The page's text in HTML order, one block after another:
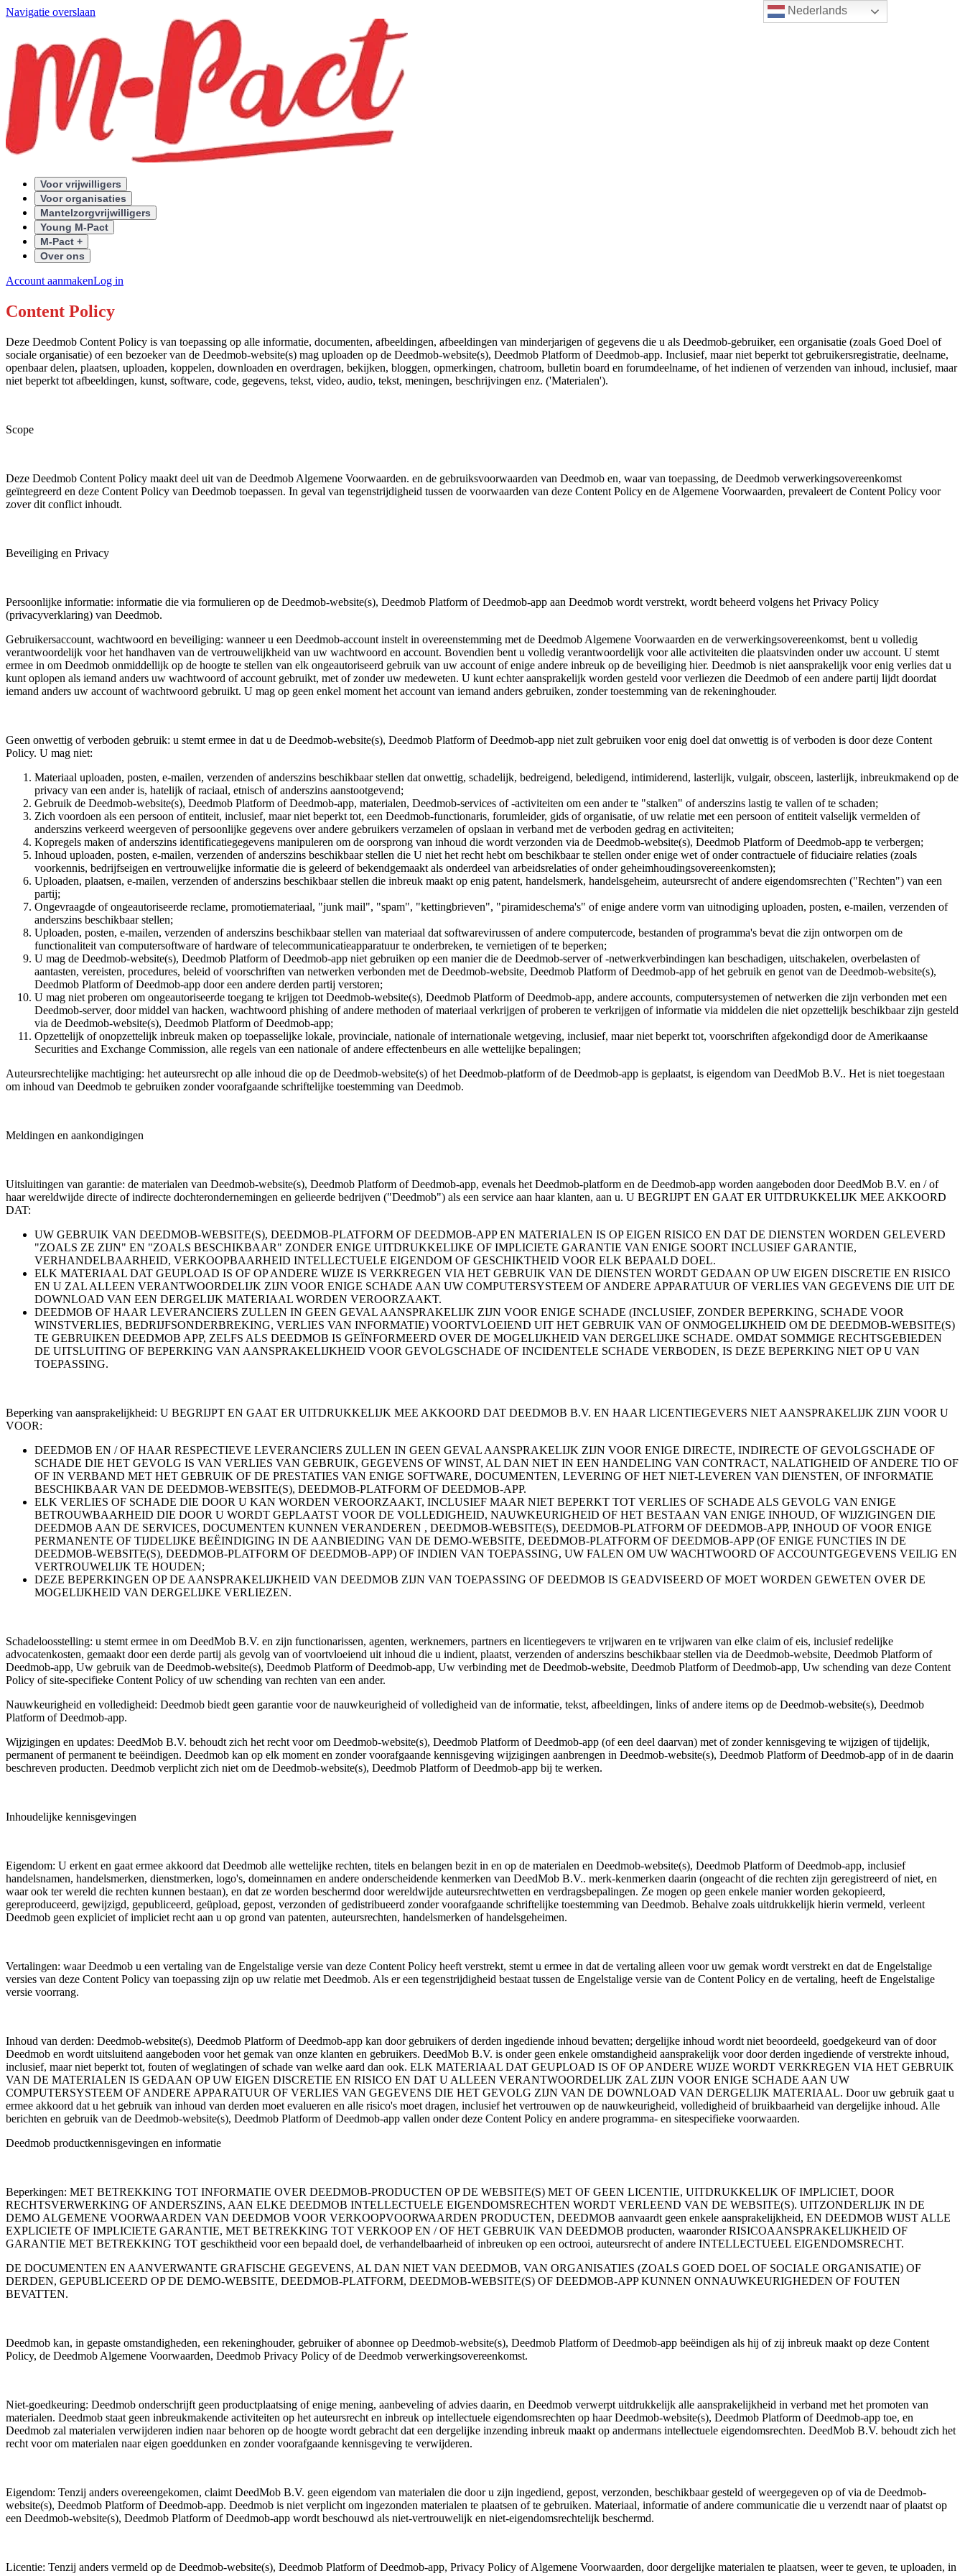
Nederlands
Navigatie overslaan
Voor vrijwilligers
Voor organisaties
Mantelzorgvrijwilligers
Young M-Pact
M-Pact +
Over ons
Account aanmakenLog in
Content Policy
Deze Deedmob Content Policy is van toepassing op alle informatie, documenten, afbeeldingen, afbeeldingen van minderjarigen of gegevens die u als Deedmob-gebruiker, een organisatie (zoals Goed Doel of
sociale organisatie) of een bezoeker van de Deedmob-website(s) mag uploaden op de Deedmob-website(s), Deedmob Platform of Deedmob-app. Inclusief, maar niet beperkt tot gebruikersregistratie, deelname,
openbaar delen, plaatsen, uploaden, koppelen, downloaden en overdragen, bekijken, bloggen, opmerkingen, chatroom, bulletin board en forumdeelname, of het indienen of verzenden van inhoud, inclusief, maar
niet beperkt tot afbeeldingen, kunst, software, code, gegevens, tekst, video, audio, tekst, meningen, beschrijvingen enz. ('Materialen').
Scope
Deze Deedmob Content Policy maakt deel uit van de Deedmob Algemene Voorwaarden. en de gebruiksvoorwaarden van Deedmob en, waar van toepassing, de Deedmob verwerkingsovereenkomst
geïntegreerd en deze Content Policy van Deedmob toepassen. In geval van tegenstrijdigheid tussen de voorwaarden van deze Content Policy en de Algemene Voorwaarden, prevaleert de Content Policy voor
zover dit conflict inhoudt.
Beveiliging en Privacy
Persoonlijke informatie: informatie die via formulieren op de Deedmob-website(s), Deedmob Platform of Deedmob-app aan Deedmob wordt verstrekt, wordt beheerd volgens het Privacy Policy
(privacyverklaring) van Deedmob.
Gebruikersaccount, wachtwoord en beveiliging: wanneer u een Deedmob-account instelt in overeenstemming met de Deedmob Algemene Voorwaarden en de verwerkingsovereenkomst, bent u volledig
verantwoordelijk voor het handhaven van de vertrouwelijkheid van uw wachtwoord en account. Bovendien bent u volledig verantwoordelijk voor alle activiteiten die plaatsvinden onder uw account. U stemt
ermee in om Deedmob onmiddellijk op de hoogte te stellen van elk ongeautoriseerd gebruik van uw account of enige andere inbreuk op de beveiliging hier. Deedmob is niet aansprakelijk voor enig verlies dat u
kunt oplopen als iemand anders uw wachtwoord of account gebruikt, met of zonder uw medeweten. U kunt echter aansprakelijk worden gesteld voor verliezen die Deedmob of een andere partij lijdt doordat
iemand anders uw account of wachtwoord gebruikt. U mag op geen enkel moment het account van iemand anders gebruiken, zonder toestemming van de rekeninghouder.
Geen onwettig of verboden gebruik: u stemt ermee in dat u de Deedmob-website(s), Deedmob Platform of Deedmob-app niet zult gebruiken voor enig doel dat onwettig is of verboden is door deze Content
Policy. U mag niet:
Materiaal uploaden, posten, e-mailen, verzenden of anderszins beschikbaar stellen dat onwettig, schadelijk, bedreigend, beledigend, intimiderend, lasterlijk, vulgair, obsceen, lasterlijk, inbreukmakend op de
privacy van een ander is, hatelijk of raciaal, etnisch of anderszins aanstootgevend;
Gebruik de Deedmob-website(s), Deedmob Platform of Deedmob-app, materialen, Deedmob-services of -activiteiten om een ​​ander te "stalken" of anderszins lastig te vallen of te schaden;
Zich voordoen als een persoon of entiteit, inclusief, maar niet beperkt tot, een Deedmob-functionaris, forumleider, gids of organisatie, of uw relatie met een persoon of entiteit valselijk vermelden of
anderszins verkeerd weergeven of persoonlijke gegevens over andere gebruikers verzamelen of opslaan in verband met de verboden gedrag en activiteiten;
Kopregels maken of anderszins identificatiegegevens manipuleren om de oorsprong van inhoud die wordt verzonden via de Deedmob-website(s), Deedmob Platform of Deedmob-app te verbergen;
Inhoud uploaden, posten, e-mailen, verzenden of anderszins beschikbaar stellen die U niet het recht hebt om beschikbaar te stellen onder enige wet of onder contractuele of fiduciaire relaties (zoals
voorkennis, bedrijfseigen en vertrouwelijke informatie die is geleerd of bekendgemaakt als onderdeel van arbeidsrelaties of onder geheimhoudingsovereenkomsten);
Uploaden, plaatsen, e-mailen, verzenden of anderszins beschikbaar stellen die inbreuk maakt op enig patent, handelsmerk, handelsgeheim, auteursrecht of andere eigendomsrechten ("Rechten") van een
partij;
Ongevraagde of ongeautoriseerde reclame, promotiemateriaal, "junk mail", "spam", "kettingbrieven", "piramideschema's" of enige andere vorm van uitnodiging uploaden, posten, e-mailen, verzenden of
anderszins beschikbaar stellen;
Uploaden, posten, e-mailen, verzenden of anderszins beschikbaar stellen van materiaal dat softwarevirussen of andere computercode, bestanden of programma's bevat die zijn ontworpen om de
functionaliteit van computersoftware of hardware of telecommunicatieapparatuur te onderbreken, te vernietigen of te beperken;
U mag de Deedmob-website(s), Deedmob Platform of Deedmob-app niet gebruiken op een manier die de Deedmob-server of -netwerkverbindingen kan beschadigen, uitschakelen, overbelasten of
aantasten, vereisten, procedures, beleid of voorschriften van netwerken verbonden met de Deedmob-website, Deedmob Platform of Deedmob-app of het gebruik en genot van de Deedmob-website(s),
Deedmob Platform of Deedmob-app door een andere derden partij verstoren;
U mag niet proberen om ongeautoriseerde toegang te krijgen tot Deedmob-website(s), Deedmob Platform of Deedmob-app, andere accounts, computersystemen of netwerken die zijn verbonden met een
Deedmob-server, door middel van hacken, wachtwoord phishing of andere methoden of materiaal verkrijgen of proberen te verkrijgen of informatie via middelen die niet opzettelijk beschikbaar zijn gesteld
via de Deedmob-website(s), Deedmob Platform of Deedmob-app;
Opzettelijk of onopzettelijk inbreuk maken op toepasselijke lokale, provinciale, nationale of internationale wetgeving, inclusief, maar niet beperkt tot, voorschriften afgekondigd door de Amerikaanse
Securities and Exchange Commission, alle regels van een nationale of andere effectenbeurs en alle wettelijke bepalingen;
Auteursrechtelijke machtiging: het auteursrecht op alle inhoud die op de Deedmob-website(s) of het Deedmob-platform of de Deedmob-app is geplaatst, is eigendom van DeedMob B.V.. Het is niet toegestaan ​​
om inhoud van Deedmob te gebruiken zonder voorafgaande schriftelijke toestemming van Deedmob.
Meldingen en aankondigingen
Uitsluitingen van garantie: de materialen van Deedmob-website(s), Deedmob Platform of Deedmob-app, evenals het Deedmob-platform en de Deedmob-app worden aangeboden door DeedMob B.V. en / of
haar wereldwijde directe of indirecte dochterondernemingen en gelieerde bedrijven ("Deedmob") als een service aan haar klanten, aan u. U BEGRIJPT EN GAAT ER UITDRUKKELIJK MEE AKKOORD
DAT:
UW GEBRUIK VAN DEEDMOB-WEBSITE(S), DEEDMOB-PLATFORM OF DEEDMOB-APP EN MATERIALEN IS OP EIGEN RISICO EN DAT DE DIENSTEN WORDEN GELEVERD
"ZOALS ZE ZIJN" EN "ZOALS BESCHIKBAAR" ZONDER ENIGE UITDRUKKELIJKE OF IMPLICIETE GARANTIE VAN ENIGE SOORT INCLUSIEF GARANTIE,
VERHANDELBAARHEID, VERKOOPBAARHEID INTELLECTUELE EIGENDOM OF GESCHIKTHEID VOOR ELK BEPAALD DOEL.
ELK MATERIAAL DAT GEUPLOAD IS OF OP ANDERE WIJZE IS VERKREGEN VIA HET GEBRUIK VAN DE DIENSTEN WORDT GEDAAN OP UW EIGEN DISCRETIE EN RISICO
EN U ZAL ALLEEN VERANTWOORDELIJK ZIJN VOOR ENIGE SCHADE AAN UW COMPUTERSYSTEEM OF ANDERE APPARATUUR OF VERLIES VAN GEGEVENS DIE UIT DE
DOWNLOAD VAN EEN DERGELIJK MATERIAAL WORDEN VEROORZAAKT.
DEEDMOB OF HAAR LEVERANCIERS ZULLEN IN GEEN GEVAL AANSPRAKELIJK ZIJN VOOR ENIGE SCHADE (INCLUSIEF, ZONDER BEPERKING, SCHADE VOOR
WINSTVERLIES, BEDRIJFSONDERBREKING, VERLIES VAN INFORMATIE) VOORTVLOEIEND UIT HET GEBRUIK VAN OF ONMOGELIJKHEID OM DE DEEDMOB-WEBSITE(S)
TE GEBRUIKEN DEEDMOB APP, ZELFS ALS DEEDMOB IS GEÏNFORMEERD OVER DE MOGELIJKHEID VAN DERGELIJKE SCHADE. OMDAT SOMMIGE RECHTSGEBIEDEN
DE UITSLUITING OF BEPERKING VAN AANSPRAKELIJKHEID VOOR GEVOLGSCHADE OF INCIDENTELE SCHADE VERBODEN, IS DEZE BEPERKING NIET OP U VAN
TOEPASSING.
Beperking van aansprakelijkheid: U BEGRIJPT EN GAAT ER UITDRUKKELIJK MEE AKKOORD DAT DEEDMOB B.V. EN HAAR LICENTIEGEVERS NIET AANSPRAKELIJK ZIJN VOOR U
VOOR:
DEEDMOB EN / OF HAAR RESPECTIEVE LEVERANCIERS ZULLEN IN GEEN GEVAL AANSPRAKELIJK ZIJN VOOR ENIGE DIRECTE, INDIRECTE OF GEVOLGSCHADE OF
SCHADE DIE HET GEVOLG IS VAN VERLIES VAN GEBRUIK, GEGEVENS OF WINST, AL DAN NIET IN EEN HANDELING VAN CONTRACT, NALATIGHEID OF ANDERE TIO OF
OF IN VERBAND MET HET GEBRUIK OF DE PRESTATIES VAN ENIGE SOFTWARE, DOCUMENTEN, LEVERING OF HET NIET-LEVEREN VAN DIENSTEN, OF INFORMATIE
BESCHIKBAAR VAN DE DEEDMOB-WEBSITE(S), DEEDMOB-PLATFORM OF DEEDMOB-APP.
ELK VERLIES OF SCHADE DIE DOOR U KAN WORDEN VEROORZAAKT, INCLUSIEF MAAR NIET BEPERKT TOT VERLIES OF SCHADE ALS GEVOLG VAN ENIGE
BETROUWBAARHEID DIE DOOR U WORDT GEPLAATST VOOR DE VOLLEDIGHEID, NAUWKEURIGHEID OF HET BESTAAN VAN ENIGE INHOUD, OF WIJZIGINGEN DIE
DEEDMOB AAN DE SERVICES, DOCUMENTEN KUNNEN VERANDEREN , DEEDMOB-WEBSITE(S), DEEDMOB-PLATFORM OF DEEDMOB-APP, INHOUD OF VOOR ENIGE
PERMANENTE OF TIJDELIJKE BEËINDIGING IN DE AANBIEDING VAN DE DEMO-WEBSITE, DEEDMOB-PLATFORM OF DEEDMOB-APP (OF ENIGE FUNCTIES IN DE
DEEDMOB-WEBSITE(S), DEEDMOB-PLATFORM OF DEEDMOB-APP) OF INDIEN VAN TOEPASSING, UW FALEN OM UW WACHTWOORD OF ACCOUNTGEGEVENS VEILIG EN
VERTROUWELIJK TE HOUDEN;
DEZE BEPERKINGEN OP DE AANSPRAKELIJKHEID VAN DEEDMOB ZIJN VAN TOEPASSING OF DEEDMOB IS GEADVISEERD OF MOET WORDEN GEWETEN OVER DE
MOGELIJKHEID VAN DERGELIJKE VERLIEZEN.
Schadeloosstelling: u stemt ermee in om DeedMob B.V. en zijn functionarissen, agenten, werknemers, partners en licentiegevers te vrijwaren en te vrijwaren van elke claim of eis, inclusief redelijke
advocatenkosten, gemaakt door een derde partij als gevolg van of voortvloeiend uit inhoud die u indient, plaatst, verzenden of anderszins beschikbaar stellen via de Deedmob-website, Deedmob Platform of
Deedmob-app, Uw gebruik van de Deedmob-website(s), Deedmob Platform of Deedmob-app, Uw verbinding met de Deedmob-website, Deedmob Platform of Deedmob-app, Uw schending van deze Content
Policy of site-specifieke Content Policy of uw schending van rechten van een ander.
Nauwkeurigheid en volledigheid: Deedmob biedt geen garantie voor de nauwkeurigheid of volledigheid van de informatie, tekst, afbeeldingen, links of andere items op de Deedmob-website(s), Deedmob
Platform of Deedmob-app.
Wijzigingen en updates: DeedMob B.V. behoudt zich het recht voor om Deedmob-website(s), Deedmob Platform of Deedmob-app (of een deel daarvan) met of zonder kennisgeving te wijzigen of tijdelijk,
permanent of permanent te beëindigen. Deedmob kan op elk moment en zonder voorafgaande kennisgeving wijzigingen aanbrengen in Deedmob-website(s), Deedmob Platform of Deedmob-app of in de daarin
beschreven producten. Deedmob verplicht zich niet om de Deedmob-website(s), Deedmob Platform of Deedmob-app bij te werken.
Inhoudelijke kennisgevingen
Eigendom: U erkent en gaat ermee akkoord dat Deedmob alle wettelijke rechten, titels en belangen bezit in en op de materialen en Deedmob-website(s), Deedmob Platform of Deedmob-app, inclusief
handelsnamen, handelsmerken, dienstmerken, logo's, domeinnamen en andere onderscheidende kenmerken van DeedMob B.V.. merk-kenmerken daarin (ongeacht of die rechten zijn geregistreerd of niet, en
waar ook ter wereld die rechten kunnen bestaan), en dat ze worden beschermd door wereldwijde auteursrechtwetten en verdragsbepalingen. Ze mogen op geen enkele manier worden gekopieerd,
gereproduceerd, gewijzigd, gepubliceerd, geüpload, gepost, verzonden of gedistribueerd zonder voorafgaande schriftelijke toestemming van Deedmob. Behalve zoals uitdrukkelijk hierin vermeld, verleent
Deedmob geen expliciet of impliciet recht aan u op grond van patenten, auteursrechten, handelsmerken of handelsgeheimen.
Vertalingen: waar Deedmob u een vertaling van de Engelstalige versie van deze Content Policy heeft verstrekt, stemt u ermee in dat de vertaling alleen voor uw gemak wordt verstrekt en dat de Engelstalige
versies van deze Content Policy van toepassing zijn op uw relatie met Deedmob. Als er een tegenstrijdigheid bestaat tussen de Engelstalige versie van de Content Policy en de vertaling, heeft de Engelstalige
versie voorrang.
Inhoud van derden: Deedmob-website(s), Deedmob Platform of Deedmob-app kan door gebruikers of derden ingediende inhoud bevatten; dergelijke inhoud wordt niet beoordeeld, goedgekeurd van of door
Deedmob en wordt uitsluitend aangeboden voor het gemak van onze klanten en gebruikers. DeedMob B.V. is onder geen enkele omstandigheid aansprakelijk voor door derden ingediende of verstrekte inhoud,
inclusief, maar niet beperkt tot, fouten of weglatingen of schade van welke aard dan ook. ELK MATERIAAL DAT GEUPLOAD IS OF OP ANDERE WIJZE WORDT VERKREGEN VIA HET GEBRUIK
VAN DE MATERIALEN IS GEDAAN OP UW EIGEN DISCRETIE EN RISICO EN DAT U ALLEEN VERANTWOORDELIJK ZAL ZIJN VOOR ENIGE SCHADE AAN UW
COMPUTERSYSTEEM OF ANDERE APPARATUUR OF VERLIES VAN GEGEVENS DIE HET GEVOLG ZIJN VAN DE DOWNLOAD VAN DERGELIJK MATERIAAL. Door uw gebruik gaat u
ermee akkoord dat u het gebruik van inhoud van derden moet evalueren en alle risico's moet dragen, inclusief het vertrouwen op de nauwkeurigheid, volledigheid of bruikbaarheid van dergelijke inhoud. Alle
berichten en gebruik van de Deedmob-website(s), Deedmob Platform of Deedmob-app vallen onder deze Content Policy en andere programma- en sitespecifieke voorwaarden.
Deedmob productkennisgevingen en informatie
Beperkingen: MET BETREKKING TOT INFORMATIE OVER DEEDMOB-PRODUCTEN OP DE WEBSITE(S) MET OF GEEN LICENTIE, UITDRUKKELIJK OF IMPLICIET, DOOR
RECHTSVERWERKING OF ANDERSZINS, AAN ELKE DEEDMOB INTELLECTUELE EIGENDOMSRECHTEN WORDT VERLEEND VAN DE WEBSITE(S). UITZONDERLIJK IN DE
DEMO ALGEMENE VOORWAARDEN VAN DEEDMOB VOOR VERKOOPVOORWAARDEN PRODUCTEN, DEEDMOB aanvaardt geen enkele aansprakelijkheid, EN DEEDMOB WIJST ALLE
EXPLICIETE OF IMPLICIETE GARANTIE, MET BETREKKING TOT VERKOOP EN / OF HET GEBRUIK VAN DEEDMOB producten, waaronder RISICOAANSPRAKELIJKHEID OF
GARANTIE MET BETREKKING TOT geschiktheid voor een bepaald doel, de verhandelbaarheid of inbreuken op een octrooi, auteursrecht of andere INTELLECTUEEL EIGENDOMSRECHT.
DE DOCUMENTEN EN AANVERWANTE GRAFISCHE GEGEVENS, AL DAN NIET VAN DEEDMOB, VAN ORGANISATIES (ZOALS GOED DOEL OF SOCIALE ORGANISATIE) OF
DERDEN, GEPUBLICEERD OP DE DEMO-WEBSITE, DEEDMOB-PLATFORM, DEEDMOB-WEBSITE(S) OF DEEDMOB-APP KUNNEN ONNAUWKEURIGHEDEN OF FOUTEN
BEVATTEN.
Deedmob kan, in gepaste omstandigheden, een rekeninghouder, gebruiker of abonnee op Deedmob-website(s), Deedmob Platform of Deedmob-app beëindigen als hij of zij inbreuk maakt op deze Content
Policy, de Deedmob Algemene Voorwaarden, Deedmob Privacy Policy of de Deedmob verwerkingsovereenkomst.
Niet-goedkeuring: Deedmob onderschrijft geen productplaatsing of enige mening, aanbeveling of advies daarin, en Deedmob verwerpt uitdrukkelijk alle aansprakelijkheid in verband met het promoten van
materialen. Deedmob staat geen inbreukmakende activiteiten op het auteursrecht en inbreuk op intellectuele eigendomsrechten op haar Deedmob-website(s), Deedmob Platform of Deedmob-app toe, en
Deedmob zal materialen verwijderen indien naar behoren op de hoogte wordt gebracht dat een dergelijke inzending inbreuk maakt op andermans intellectuele eigendomsrechten. DeedMob B.V. behoudt zich het
recht voor om materialen naar eigen goeddunken en zonder voorafgaande kennisgeving te verwijderen.
Eigendom: Tenzij anders overeengekomen, claimt DeedMob B.V. geen eigendom van materialen die door u zijn ingediend, gepost, verzonden, beschikbaar gesteld of weergegeven op of via de Deedmob-
website(s), Deedmob Platform of Deedmob-app. Deedmob is niet verplicht om ingezonden materialen te plaatsen of te gebruiken. Materiaal, informatie of andere communicatie die u verzendt naar of plaatst op
een Deedmob-website(s), Deedmob Platform of Deedmob-app wordt beschouwd als niet-vertrouwelijk en niet-eigendomsrechtelijk beschermd.
Licentie: Tenzij anders vermeld op de Deedmob-website(s), Deedmob Platform of Deedmob-app, Privacy Policy of Algemene Voorwaarden, door dergelijke materialen te plaatsen, weer te geven, te uploaden, in